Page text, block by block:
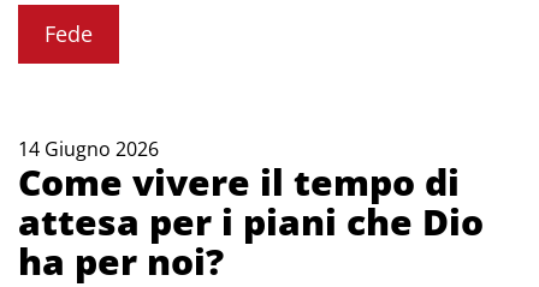
Fede
14 Giugno 2026
Come vivere il tempo di
attesa per i piani che Dio
ha per noi?